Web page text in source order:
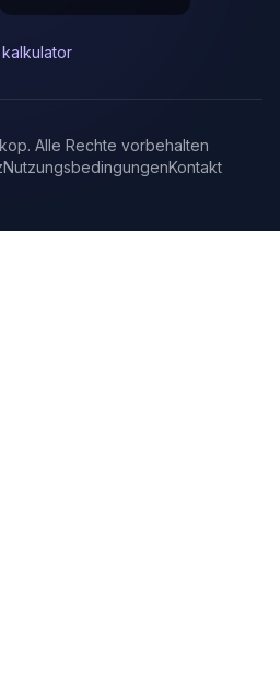
. Alle Rechte vorbehalten
NutzungsbedingungenKontakt